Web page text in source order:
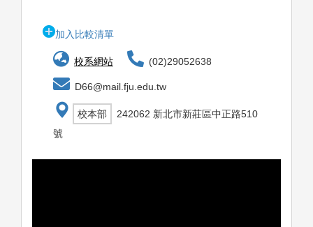
加入比較清單
校系網站 (02)29052638
D66@mail.fju.edu.tw
校本部
242062 新北市新莊區中正路510
號